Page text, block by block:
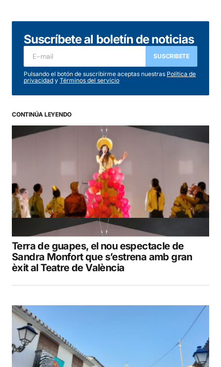
Suscríbete al boletín de noticias
SUSCRIBETE
Pulsando el botón de suscribirme aceptas nuestras Política de
privacidad y Términos del servicio
CONTINÚA LEYENDO
Terra de guapes, el nou espectacle de
Sandra Monfort que s’estrena amb gran
èxit al Teatre de València